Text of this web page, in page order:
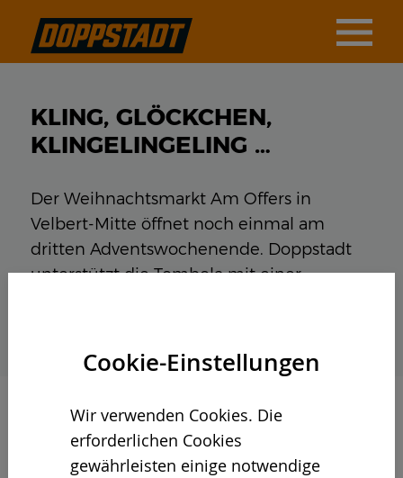
Cookie-Einstellungen
Wir verwenden Cookies. Die
erforderlichen Cookies
gewährleisten einige notwendige
KLING, GLÖCKCHEN,
KLINGELINGELING …
Der Weihnachtsmarkt Am Offers in
Velbert-Mitte öffnet noch einmal am
dritten Adventswochenende. Doppstadt
unterstützt die Tombola mit einer
08.12.2022